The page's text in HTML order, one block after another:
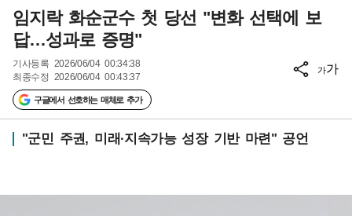
임지락 화순군수 첫 당선 "변화 선택에 보
답…성과로 증명"
기사등록 2026/06/04 00:34:38
최종수정 2026/06/04 00:43:37
구글에서 선호하는 매체로 추가
가가
"군민 주권, 미래·지속가능 성장 기반 마련" 공언